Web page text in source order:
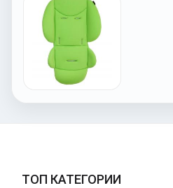
ТОП КАТЕГОРИИ